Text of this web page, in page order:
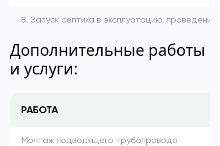
8. Запуск септика в эксплуатацию,
Дополнительные работы
и услуги:
РАБОТА
Монтаж подводящего трубопровода